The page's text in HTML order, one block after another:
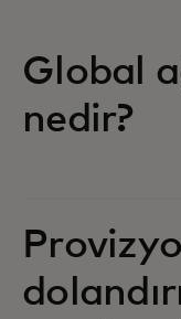
Global
nedir?